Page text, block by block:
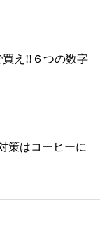
買え!!６つの数字
策はコーヒーに